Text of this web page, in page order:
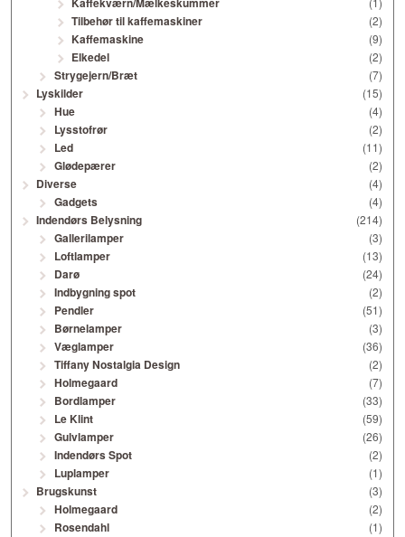
Tilbehør til kaffemaskiner (2)
Kaffemaskine (9)
Elkedel (2)
Strygejern/Bræt (7)
Lyskilder (15)
Hue (4)
Lysstofrør (2)
Led (11)
Glødepærer (2)
Diverse (4)
Gadgets (4)
Indendørs Belysning (214)
Gallerilamper (3)
Loftlamper (13)
Darø (24)
Indbygning spot (2)
Pendler (51)
Børnelamper (3)
Væglamper (36)
Tiffany Nostalgia Design (2)
Holmegaard (7)
Bordlamper (33)
Le Klint (59)
Gulvlamper (26)
Indendørs Spot (2)
Luplamper (1)
Brugskunst (3)
Holmegaard (2)
Rosendahl (1)